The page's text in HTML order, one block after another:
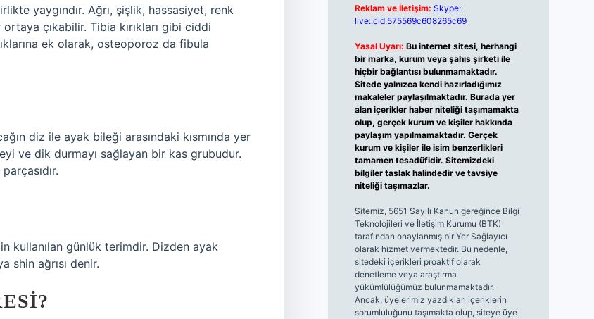
yaygındır. Ağrı, şişlik, hassasiyet, renk
çıkabilir. Tibia kırıkları gibi ciddi
ek olarak, osteoporoz da fibula
diz ile ayak bileği arasındaki kısmında yer
ve dik durmayı sağlayan bir kas grubudur.
kullanılan günlük terimdir. Dizden ayak
shin ağrısı denir.
Reklam ve İletişim: Skype:
live:.cid.575569c608265c69
Yasal Uyarı: Bu internet sitesi, herhangi
bir marka, kurum veya şahıs şirketi ile
hiçbir bağlantısı bulunmamaktadır.
Sitede yalnızca kendi hazırladığımız
makaleler paylaşılmaktadır. Burada yer
alan içerikler haber niteliği taşımamakta
olup, gerçek kurum ve kişiler hakkında
paylaşım yapılmamaktadır. Gerçek
kurum ve kişiler ile isim benzerlikleri
tamamen tesadüfidir. Sitemizdeki
bilgiler taslak halindedir ve tavsiye
niteliği taşımazlar.
Sitemiz, 5651 Sayılı Kanun gereğince Bilgi
Teknolojileri ve İletişim Kurumu (BTK)
tarafından onaylanmış bir Yer Sağlayıcı
olarak hizmet vermektedir. Bu nedenle,
sitedeki içerikleri proaktif olarak
denetleme veya araştırma
yükümlülüğümüz bulunmamaktadır.
Ancak, üyelerimiz yazdıkları içeriklerin
sorumluluğunu taşımakta olup, siteye üye